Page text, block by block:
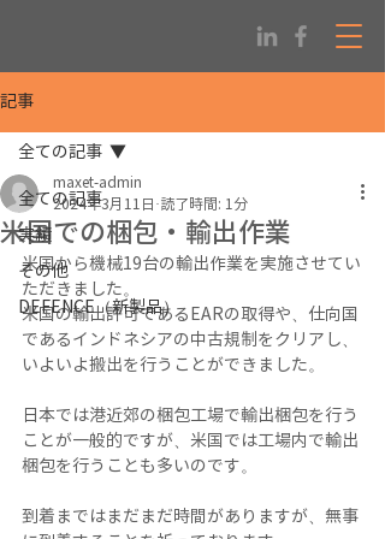
記事
全ての記事
実績
その他
DEFENCE（新製品）
全ての記事
米国での梱包・輸出作業
maxet-admin
2024年3月11日 読了時間: 1分
米国から機械19台の輸出作業を実施させてい
ただきました。
米国の輸出許可であるEARの取得や、仕向国
であるインドネシアの中古規制をクリアし、
いよいよ搬出を行うことができました。
日本では港近郊の梱包工場で輸出梱包を行う
ことが一般的ですが、米国では工場内で輸出
梱包を行うことも多いのです。
到着まではまだまだ時間がありますが、無事